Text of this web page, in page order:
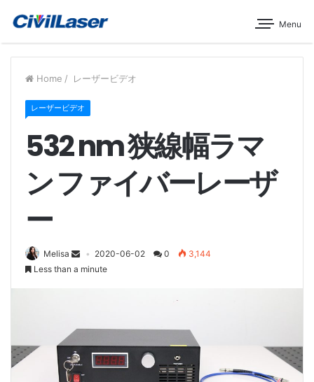
Menu
Home / レーザービデオ
レーザービデオ
532 nm 狭線幅ラマ
ン ファイバーレーザ
ー
Melisa 2020-06-02 0
3,144
Less than a minute